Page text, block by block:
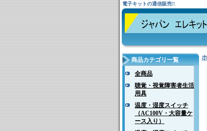
電子キットの通信販売!!
商品カテゴリ一覧
全商品
聴覚・視覚障害者生活
用具
温度・湿度スイッチ
（AC100V・大容量ケ
ース入り）